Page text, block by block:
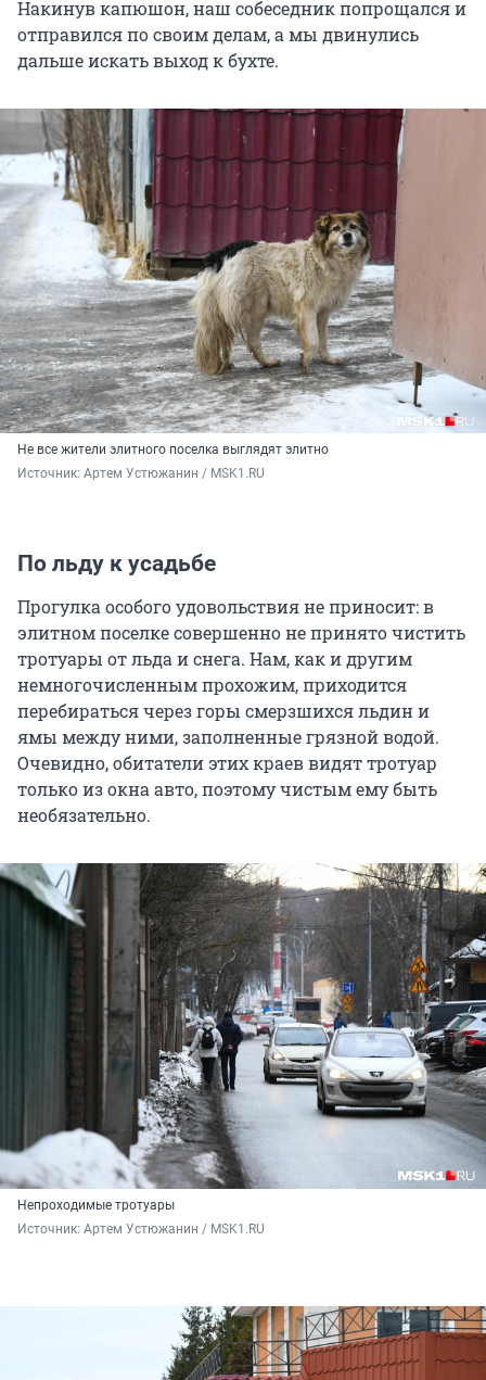
Накинув капюшон, наш собеседник попрощался и
отправился по своим делам, а мы двинулись
дальше искать выход к бухте.
Не все жители элитного поселка выглядят элитно
Источник: Артем Устюжанин / MSK1.RU
По льду к усадьбе
Прогулка особого удовольствия не приносит: в
элитном поселке совершенно не принято чистить
тротуары от льда и снега. Нам, как и другим
немногочисленным прохожим, приходится
перебираться через горы смерзшихся льдин и
ямы между ними, заполненные грязной водой.
Очевидно, обитатели этих краев видят тротуар
только из окна авто, поэтому чистым ему быть
необязательно.
Непроходимые тротуары
Источник: Артем Устюжанин / MSK1.RU